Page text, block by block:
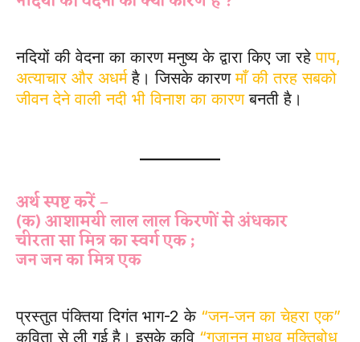
नदियों की वेदना का कारण मनुष्य के द्वारा किए जा रहेपाप,
अत्याचार और अधर्महै। जिसके कारणमाँ की तरह सबको
जीवन देने वाली नदी भी विनाश का कारणबनती है।
अर्थ स्पष्ट करें –
(क) आशामयी लाल लाल किरणों से अंधकार
चीरता सा मित्र का स्वर्ग एक ;
जन जन का मित्र एक
प्रस्तुत पंक्तिया दिगंत भाग-2 के “जन-जन का चेहरा एक”
कविता से ली गई है। इसके कवि “गजानन माधव मुक्तिबोध